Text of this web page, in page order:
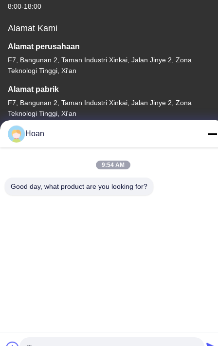
8:00-18:00
Alamat Kami
Alamat perusahaan
F7, Bangunan 2, Taman Industri Xinkai, Jalan Jinye 2, Zona
Teknologi Tinggi, Xi'an
Alamat pabrik
F7, Bangunan 2, Taman Industri Xinkai, Jalan Jinye 2, Zona
Teknologi Tinggi, Xi'an
Telp Hoan
9:54 AM
Good day, what product are you looking for?